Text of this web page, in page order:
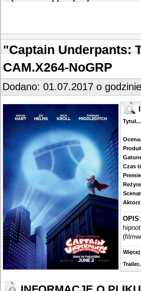
"Captain Underpants:
CAM.X264-NoGRP
Dodano: 01.07.2017 o
Czas
OPIS
Więcej